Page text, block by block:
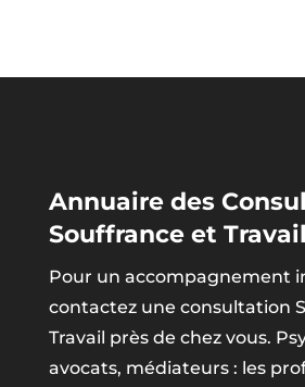
Annuaire des
Souffrance et Travail
Pour un accompagnement
contactez une consultation
Travail près de chez vous.
avocats, médiateurs : les